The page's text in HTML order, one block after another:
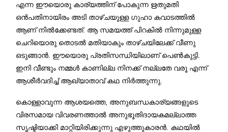
എന്ന ഈയൊരു കാര്യത്തിന് പോകുന്ന ഋതുമതി
ഒൻപതിനായിരം അടി താഴ്ചയുള്ള ഗുഹാ കവാടത്തിൽ
ആണ് നിൽക്കേണ്ടത്. ആ സമയത്ത് പിറകിൽ നിന്നുമുള്ള
ചെറിയൊരു തൊടൽ മതിയാകും താഴ്ചയിലേക്ക് വീണു
ഒടുങ്ങാൻ. ഈയൊരു പ്രതിസന്ധിയിലാണ് പെൺകുട്ടി.
ഇനി വീണ്ടും നമ്മൾ കാണില്ല നിനക്ക് നല്ലതേ വരൂ എന്ന്
ആശീർവദിച്ച് ആഖ്യാതാവ് കഥ നിർത്തുന്നു.
കൊള്ളാവുന്ന ആശയത്തെ, അനുബന്ധകാര്യങ്ങളുടെ
വിരസമായ വിവരണത്താൽ അനുഭൂതിദായകമല്ലാത്ത
സൃഷ്ടിയാക്കി മാറ്റിയിരിക്കുന്നു എഴുത്തുകാരൻ. കഥയിൽ